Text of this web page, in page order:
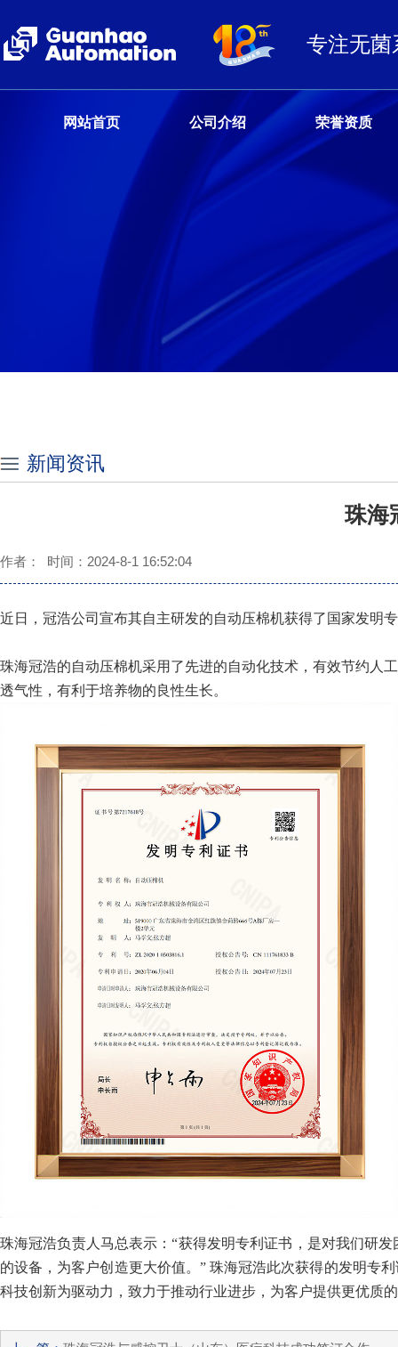
专注无菌
网站首页 公司介绍 荣誉资质
新闻资讯
珠海
作者： 时间：2024-8-1 16:52:04
近日，冠浩公司宣布其自主研发的自动压棉机获得了国家发明
珠海冠浩的自动压棉机采用了先进的自动化技术，有效节约人
透气性，有利于培养物的良性生长。
珠海冠浩负责人马总表示：“获得发明专利证书，是对我们研
的设备，为客户创造更大价值。” 珠海冠浩此次获得的发明专
科技创新为驱动力，致力于推动行业进步，为客户提供更优质